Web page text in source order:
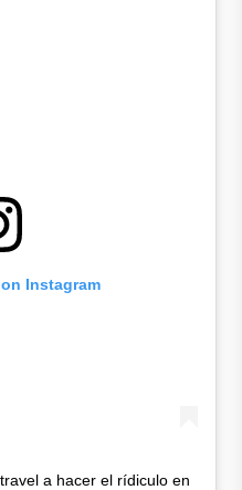
Instagram
a hacer el rídiculo en